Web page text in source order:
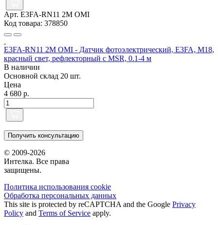
Арт. E3FA-RN11 2M OMI
Код товара: 378850
E3FA-RN11 2M OMI - Датчик фотоэлектрический, E3FA, M18,
красный свет, рефлекторный с MSR, 0.1-4 м
В наличии
Основной склад 20 шт.
Цена
4 680 р.
Получить консультацию
© 2009-2026
Интелка. Все права
защищены.
Политика использования сookie
Обработка персональных данных
This site is protected by reCAPTCHA and the Google Privacy
Policy and Terms of Service apply.